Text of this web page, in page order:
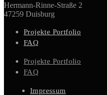
Hermann-Rinne-Straße 2
47259 Duisburg
Projekte Portfolio
FAQ
Projekte Portfolio
FAQ
Impressum